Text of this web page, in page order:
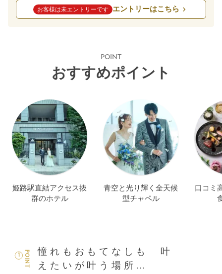
お客様は未エントリーです エントリーはこちら
POINT
おすすめポイント
姫路駅直結アクセス抜
群のホテル
青空と光り輝く全天候
型チャペル
口コミ
POINT
1
憧れもおもてなしも 叶
えたいが叶う場所…